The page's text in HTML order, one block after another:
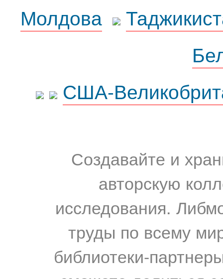
Молдова
США-
Создавайте и
авторскую
исследования.
труды по всему
библиотеки-